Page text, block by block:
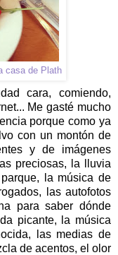
casa de Plath
cara, comiendo,
Me gasté mucho
porque como ya
con un montón de
y de imágenes
preciosas, la lluvia
la música de
las autofotos
para saber dónde
picante, la música
las medias de
de acentos, el olor